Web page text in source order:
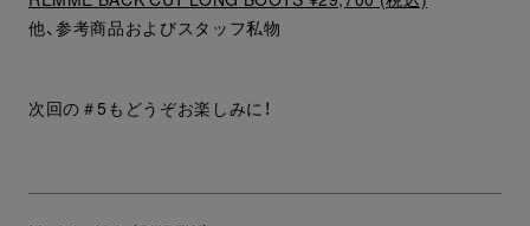
他、参考商品およびスタッフ私物
次回の＃5もどうぞお楽しみに！